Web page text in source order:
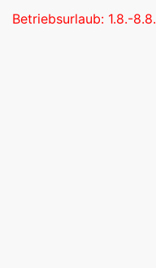
Betriebsurlaub: 1.8.-